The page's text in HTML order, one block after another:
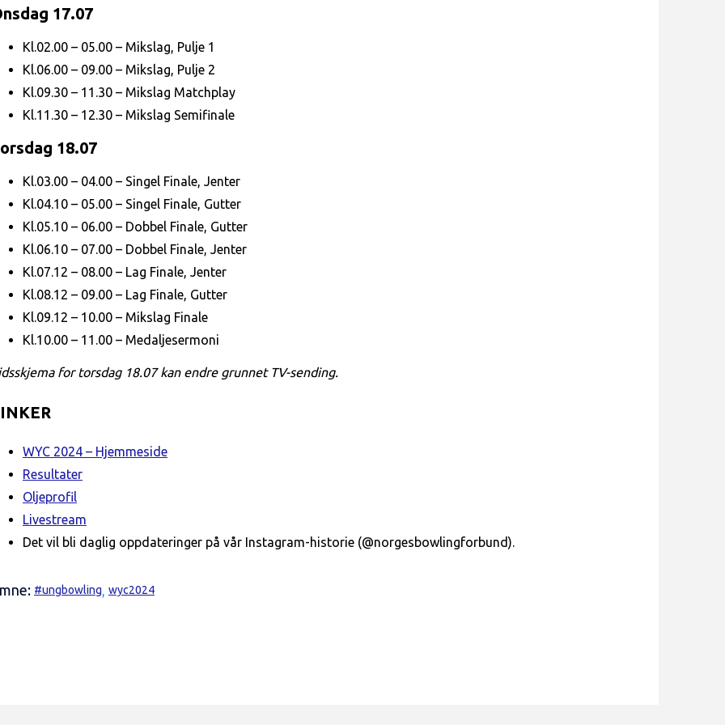
17.07
Kl.02.00 – 05.00 – Mikslag, Pulje 1
Kl.06.00 – 09.00 – Mikslag, Pulje 2
Kl.09.30 – 11.30 – Mikslag Matchplay
Kl.11.30 – 12.30 – Mikslag Semifinale
18.07
Kl.03.00 – 04.00 – Singel Finale, Jenter
Kl.04.10 – 05.00 – Singel Finale, Gutter
Kl.05.10 – 06.00 – Dobbel Finale, Gutter
Kl.06.10 – 07.00 – Dobbel Finale, Jenter
Kl.07.12 – 08.00 – Lag Finale, Jenter
Kl.08.12 – 09.00 – Lag Finale, Gutter
Kl.09.12 – 10.00 – Mikslag Finale
Kl.10.00 – 11.00 – Medaljesermoni
for torsdag 18.07 kan endre grunnet TV-sending.
WYC 2024 – Hjemmeside
Resultater
Oljeprofil
Livestream
Det vil bli daglig oppdateringer på vår Instagram-historie (@norgesbowlingforbund).
#ungbowling, wyc2024